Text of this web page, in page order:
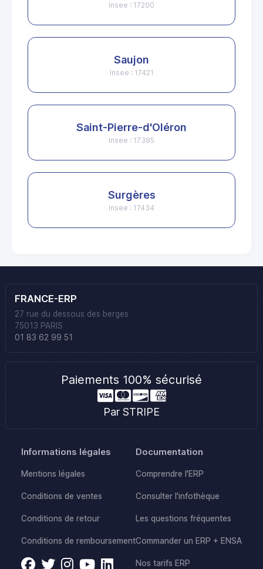
Insee : 17200
Saujon
Insee : 17421
Saint-Pierre-d'Oléron
Insee : 17385
Surgères
Insee : 17434
FRANCE-ERP
27 rue du dessous des berges
75013 PARIS
01 83 62 99 51
Paiements 100% sécurisé
Par STRIPE
Informations légales
Mentions légales
Conditions de ventes
Conditions de retour
Conditions de remboursement
Documentation
Comprendre l'ERP
Consulter l'infothèque
Les questions fréquentes
Commander un ERP + ENSA
Nos tarifs ERP